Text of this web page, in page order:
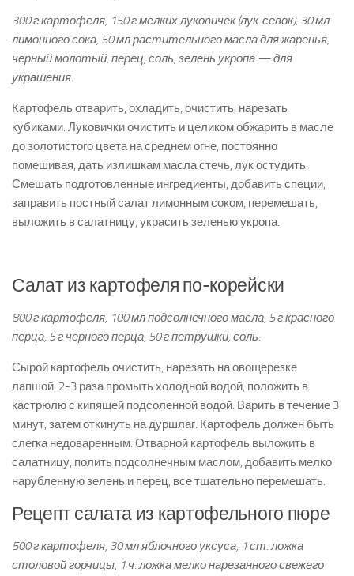
300 г картофеля, 150 г мелких луковичек (лук-севок), 30 мл
лимонного сока, 50 мл растительного масла для жаренья,
черный молотый, перец, соль, зелень укропа — для
украшения.
Картофель отварить, охладить, очистить, нарезать
кубиками. Луковички очистить и целиком обжарить в масле
до золотистого цвета на среднем огне, постоянно
помешивая, дать излишкам масла стечь, лук остудить.
Смешать подготовленные ингредиенты, добавить специи,
заправить постный салат лимонным соком, перемешать,
выложить в салатницу, украсить зеленью укропа.
Салат из картофеля по-корейски
800 г картофеля, 100 мл подсолнечного масла, 5 г красного
перца, 5 г черного перца, 50 г петрушки, соль.
Сырой картофель очистить, нарезать на овощерезке
лапшой, 2-3 раза промыть холодной водой, положить в
кастрюлю с кипящей подсоленной водой. Варить в течение 3
минут, затем откинуть на дуршлаг. Картофель должен быть
слегка недоваренным. Отварной картофель выложить в
салатницу, полить подсолнечным маслом, добавить мелко
нарубленную зелень и перец, все тщательно перемешать.
Рецепт салата из картофельного пюре
500 г картофеля, 30 мл яблочного уксуса, 1 ст. ложка
столовой горчицы, 1 ч. ложка мелко нарезанного свежего